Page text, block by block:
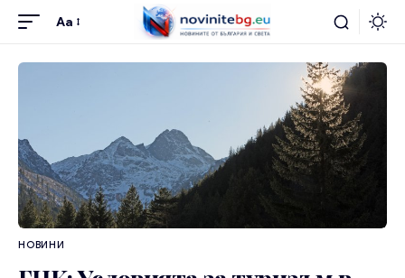
Aa
НОВИНИ